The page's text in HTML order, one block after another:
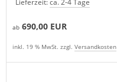
Lieferzeit:ca. 2-4 Tage
ab 690,00 EUR
inkl. 19 % MwSt. zzgl. Versandkosten